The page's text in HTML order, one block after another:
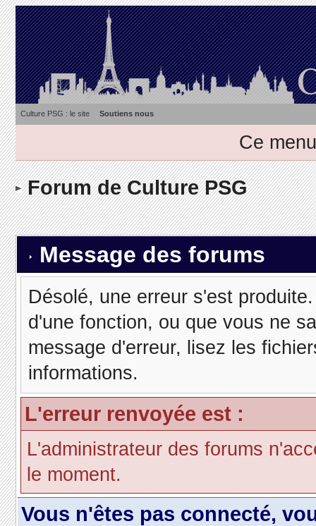
Culture PSG : le site Soutiens nous
Ce
Forum de Culture PSG
Message des forums
Désolé, une erreur s'est
d'une fonction, ou que vous ne
message d'erreur, lisez les
informations.
L'erreur renvoyée est :
L'administrateur des forums
le moment.
Vous n'êtes pas connecté,